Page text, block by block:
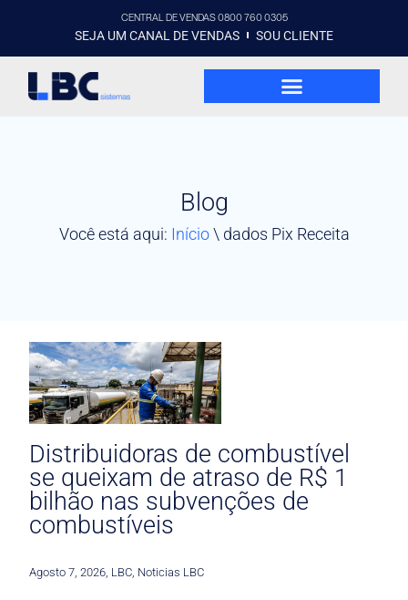
CENTRAL DE VENDAS 0800 760 0305
SEJA UM CANAL DE VENDAS SOU CLIENTE
Blog
Você está aqui: Início\ dados Pix Receita
Distribuidoras de combustível
se queixam de atraso de R$ 1
bilhão nas subvenções de
combustíveis
Agosto 7, 2026 LBC Noticias LBC